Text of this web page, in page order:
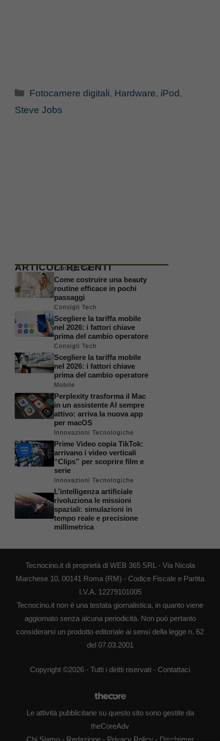
Categorie
Fotocamere digitali, Hardware, iPod ,
Steve Jobs
ARTICOLI RECENTI
Consigli Tech
Come costruire una beauty
routine efficace in pochi
passaggi
Consigli Tech
Scegliere la tariffa mobile
nel 2026: i fattori chiave
prima del cambio operatore
Consigli Tech
Scegliere la tariffa mobile
nel 2026: i fattori chiave
prima del cambio operatore
Mobile
Perplexity trasforma il Mac
in un assistente AI sempre
attivo: arriva la nuova app
per macOS
Innovazioni Tecnologiche
Prime Video copia TikTok:
arrivano i video verticali
“Clips” per scoprire film e
serie
Innovazioni Tecnologiche
L’intelligenza artificiale
rivoluziona le missioni
spaziali: simulazioni in
tempo reale e precisione
millimetrica
Tecnocino.it di proprietà di WEB 365 SRL - Via Nicola
Marchese 10, 00141 Roma (RM) - Codice Fiscale e Partita
I.V.A. 12279101005
Tecnocino.it non è una testata giornalistica, in quanto viene
aggiornato senza alcuna periodicità. Non può pertanto
considerarsi un prodotto editoriale ai sensi della legge n. 62
del 07.03.2001
Copyright ©2026 - Tutti i diritti riservati - Contattaci
Le attività pubblicitarie su questo sito sono gestite da
theCoreAdv
Chi Siamo- Redazione- Privacy Policy- Disclaimer